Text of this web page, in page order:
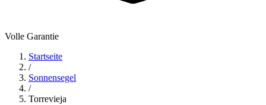
Volle Garantie
Startseite
/
Sonnensegel
/
Torrevieja